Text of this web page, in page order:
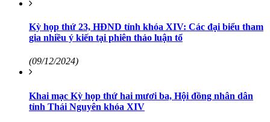
Kỳ họp thứ 23, HĐND tỉnh khóa XIV: Các đại biểu tham
gia nhiều ý kiến tại phiên thảo luận tổ
(09/12/2024)
Khai mạc Kỳ họp thứ hai mươi ba, Hội đồng nhân dân
tỉnh Thái Nguyên khóa XIV